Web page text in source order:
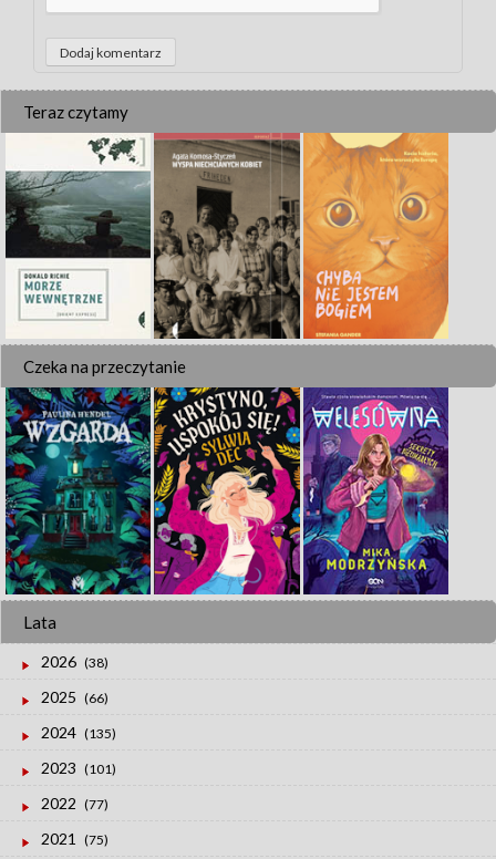
Teraz czytamy
Czeka na przeczytanie
Lata
2026 (38)
2025 (66)
2024 (135)
2023 (101)
2022 (77)
2021 (75)